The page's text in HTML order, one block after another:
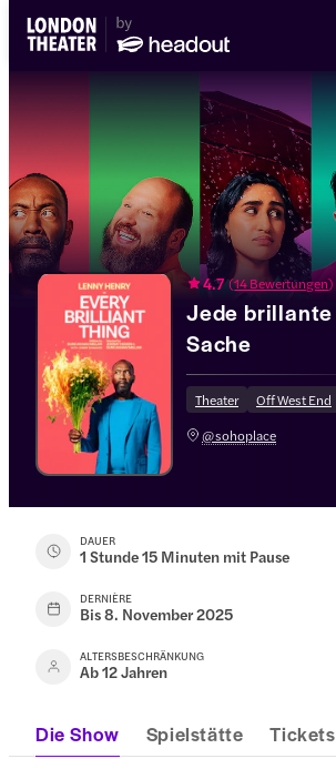
4.7 (14 Bewertungen)
Jede brillante
Sache
Theater Off West End
@sohoplace
DAUER
1 Stunde 15 Minuten mit Pause
DERNIÈRE
Bis 8. November 2025
ALTERSBESCHRÄNKUNG
Ab 12 Jahren
Die Show Spielstätte Tickets